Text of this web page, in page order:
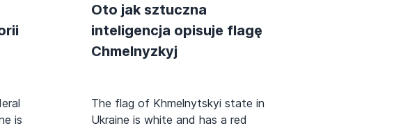
is
Oto jak sztuczna
inteligencja opisuje flagę
Chmelnyzkyj
The flag of Khmelnytskyi state in
Ukraine is white and has a red